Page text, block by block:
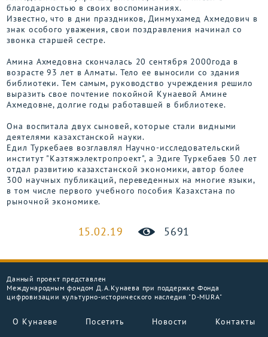
благодарностью в своих воспоминаниях.
Известно, что в дни праздников, Динмухамед Ахмедович в
знак особого уважения, свои поздравления начинал со
звонка старшей сестре.
Амина Ахмедовна скончалась 20 сентября 2000года в
возрасте 93 лет в Алматы. Тело ее выносили со здания
библиотеки. Тем самым, руководство учреждения решило
выразить свое почтение покойной Кунаевой Амине
Ахмедовне, долгие годы работавшей в библиотеке.
Она воспитала двух сыновей, которые стали видными
деятелями казахстанской науки.
Едил Туркебаев возглавлял Научно-исследовательский
институт "Казтяжэлектропроект", а Эдиге Туркебаев 50 лет
отдал развитию казахстанской экономики, автор более
300 научных публикаций, переведенных на многие языки,
в том числе первого учебного пособия Казахстана по
рыночной экономике.
15.02.19 5691
Данный проект представлен
Международным фондом Д.А.Кунаева при поддержке Фонда
цифровизации культурно-исторического наследия "D-MURA"
О Кунаеве Посетить Новости Контакты